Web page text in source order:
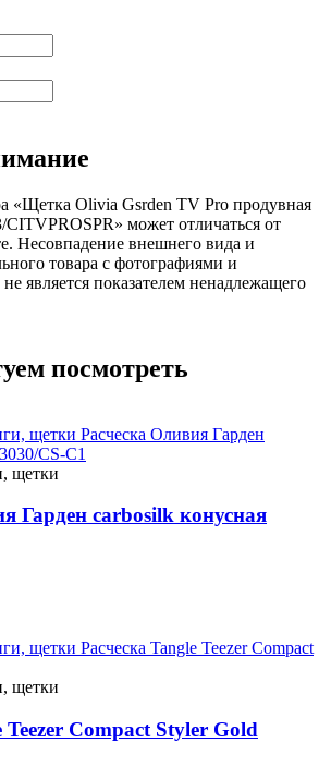
«Щетка Olivia Gsrden TV Pro продувная
может отличаться от
Несовпадение внешнего вида и
товара с фотографиями и
является показателем ненадлежащего
посмотреть
щетки
Гарден carbosilk конусная
щетки
Teezer Compact Styler Gold